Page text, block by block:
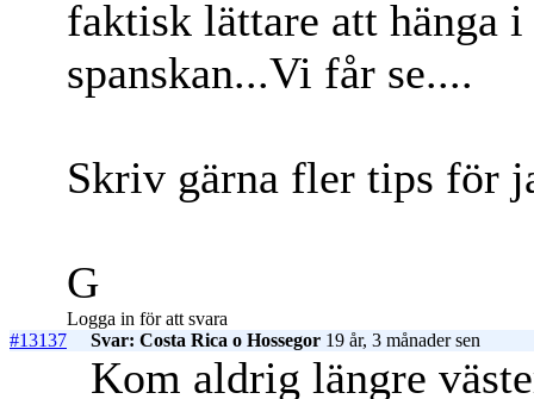
faktisk lättare att hänga
spanskan...Vi får se....
Skriv gärna fler tips för
G
Logga in för att svara
#13137
Svar: Costa Rica o Hossegor 19 år, 3 månader sen
Kom aldrig längre